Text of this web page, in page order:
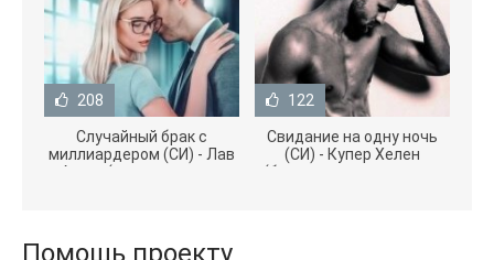
208
Случайный брак с
миллиардером (СИ) - Лав
Агата (полная версия
122
Свидание на одну ночь
(СИ) - Купер Хелен
(бесплатные серии книг
Помощь проекту